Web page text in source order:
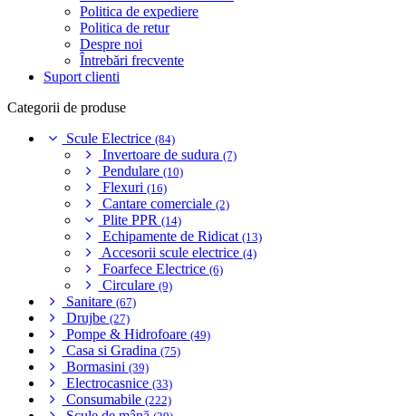
Politica de expediere
Politica de retur
Despre noi
Întrebări frecvente
Suport clienti
Categorii de produse
Scule Electrice (84)
Invertoare de sudura (7)
Pendulare (10)
Flexuri (16)
Cantare comerciale (2)
Plite PPR (14)
Echipamente de Ridicat (13)
Accesorii scule electrice (4)
Foarfece Electrice (6)
Circulare (9)
Sanitare (67)
Drujbe (27)
Pompe & Hidrofoare (49)
Casa si Gradina (75)
Bormasini (39)
Electrocasnice (33)
Consumabile (222)